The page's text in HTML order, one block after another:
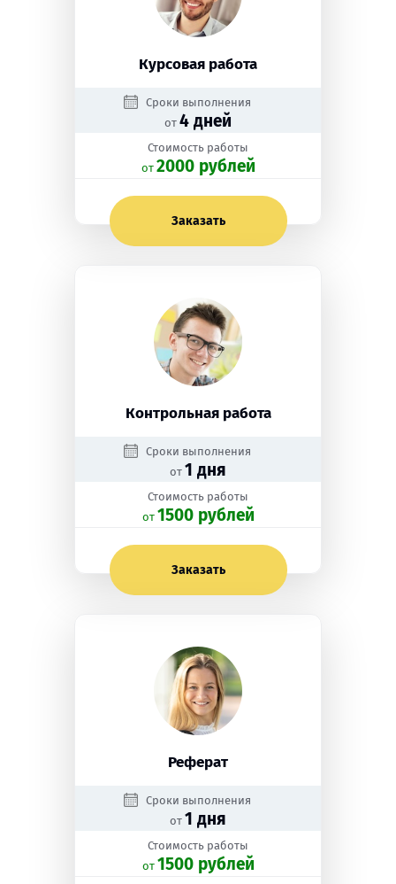
Курсовая работа
Сроки выполнения
от 4 дней
Стоимость работы
oт 2000 рублей
Заказать
Контрольная работа
Сроки выполнения
от 1 дня
Стоимость работы
oт 1500 рублей
Заказать
Реферат
Сроки выполнения
от 1 дня
Стоимость работы
oт 1500 рублей